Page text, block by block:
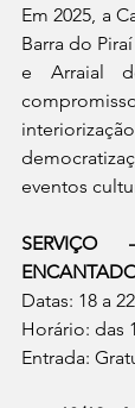
Em 2025, a
Barra do
e Arraial
eventos
SERVIÇO
Datas: 18 a
Horário: das
Entrada: